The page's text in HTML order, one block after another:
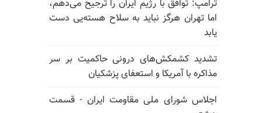
ترامپ: توافق با رژیم ایران را ترجیح می‌دهم،
اما تهران هرگز نباید به سلاح هسته‌یی دست
یابد
تشدید کشمکش‌های درونی حاکمیت بر سر
مذاکره با آمریکا و استعفای پزشکیان
اجلاس شورای ملی مقاومت ایران - قسمت